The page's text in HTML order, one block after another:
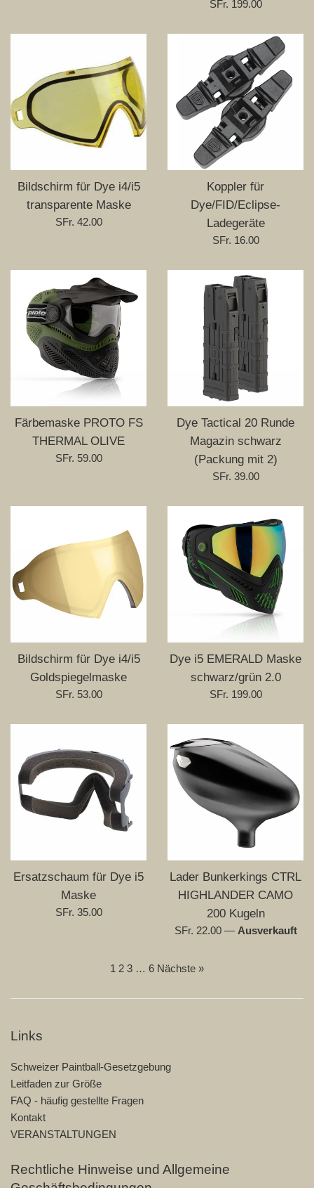
Normaler
SFr. 199.00
Bildschirm für Dye i4/i5
transparente Maske
Normaler
SFr. 42.00
Koppler für
Dye/FID/Eclipse-
Ladegeräte
Normaler
SFr. 16.00
Färbemaske PROTO FS
THERMAL OLIVE
Normaler
SFr. 59.00
Dye Tactical 20 Runde
Magazin schwarz
(Packung mit 2)
Normaler
SFr. 39.00
Bildschirm für Dye i4/i5
Goldspiegelmaske
Normaler
SFr. 53.00
Dye i5 EMERALD Maske
schwarz/grün 2.0
Normaler
SFr. 199.00
Ersatzschaum für Dye i5
Maske
Normaler
SFr. 35.00
Lader Bunkerkings CTRL
HIGHLANDER CAMO
200 Kugeln
Normaler
SFr. 22.00 — Ausverkauft
1 2 3 … 6 Nächste »
Links
Schweizer Paintball-Gesetzgebung
Leitfaden zur Größe
FAQ - häufig gestellte Fragen
Kontakt
VERANSTALTUNGEN
Rechtliche Hinweise und Allgemeine